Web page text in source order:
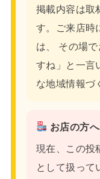
掲載内容は取
す。ご来店時
は、 その場
すね」と一言
な地域情報づ
お店の方へ
現在、この投
として扱って